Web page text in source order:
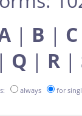
| B | C
| Q | R |
always for